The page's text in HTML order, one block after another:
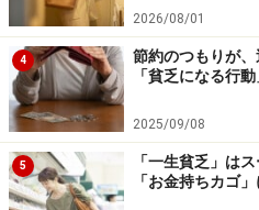
2026/08/01
4
節約のつもりが
「貧乏になる行
2025/09/08
5
「一生貧乏」は
「お金持ちカゴ